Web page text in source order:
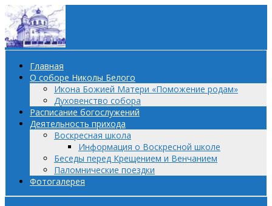
Главная
О соборе Николы Белого
Икона Божией Матери «Поможение родам»
Духовенство собора
Расписание богослужений
Деятельность прихода
Воскресная школа
Информация о Воскресной школе
Беседы перед Крещением и Венчанием
Паломнические поездки
Фотогалерея